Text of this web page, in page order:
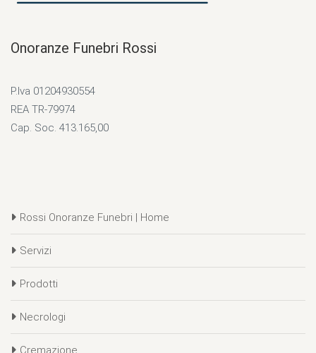
Onoranze Funebri Rossi
P.Iva 01204930554
REA TR-79974
Cap. Soc. 413.165,00
Rossi Onoranze Funebri | Home
Servizi
Prodotti
Necrologi
Cremazione